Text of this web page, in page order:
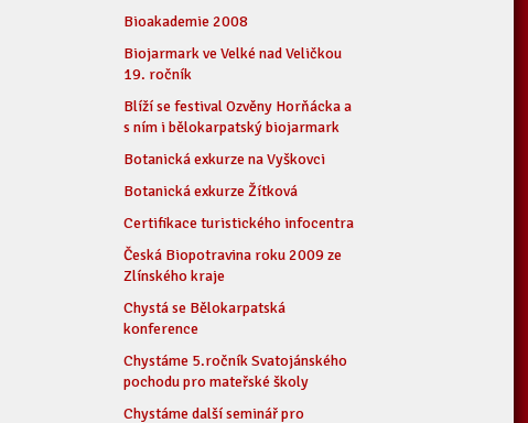
Bioakademie 2008
Biojarmark ve Velké nad Veličkou
19. ročník
Blíží se festival Ozvěny Horňácka a
s ním i bělokarpatský biojarmark
Botanická exkurze na Vyškovci
Botanická exkurze Žítková
Certifikace turistického infocentra
Česká Biopotravina roku 2009 ze
Zlínského kraje
Chystá se Bělokarpatská
konference
Chystáme 5.ročník Svatojánského
pochodu pro mateřské školy
Chystáme další seminář pro